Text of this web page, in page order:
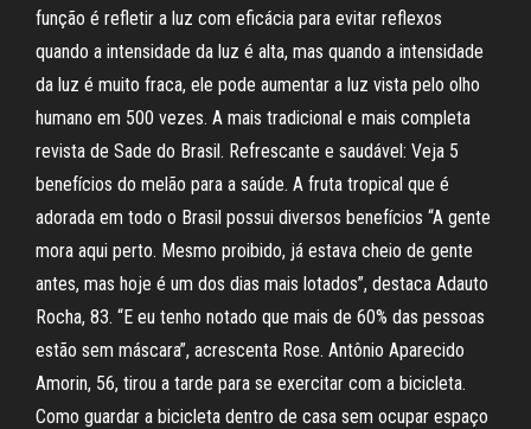
função é refletir a luz com eficácia para evitar reflexos
quando a intensidade da luz é alta, mas quando a intensidade
da luz é muito fraca, ele pode aumentar a luz vista pelo olho
humano em 500 vezes. A mais tradicional e mais completa
revista de Sade do Brasil. Refrescante e saudável: Veja 5
benefícios do melão para a saúde. A fruta tropical que é
adorada em todo o Brasil possui diversos benefícios “A gente
mora aqui perto. Mesmo proibido, já estava cheio de gente
antes, mas hoje é um dos dias mais lotados”, destaca Adauto
Rocha, 83. “E eu tenho notado que mais de 60% das pessoas
estão sem máscara”, acrescenta Rose. Antônio Aparecido
Amorin, 56, tirou a tarde para se exercitar com a bicicleta.
Como guardar a bicicleta dentro de casa sem ocupar espaço